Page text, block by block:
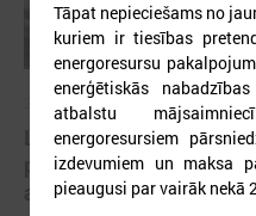
2026. gada 09. jūlijs
LPS: apreibinošu vielu
profilakses iestādi
alternatīva risinājuma
Tāpat nepieciešams no
kuriem ir tiesības
energoresursu
enerģētiskās
atbalstu
energoresursiem
izdevumiem un maksa
pieaugusi par vairāk nekā